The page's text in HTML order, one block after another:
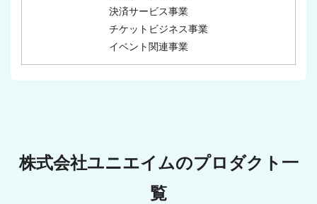
決済サービス事業
チケットビジネス事業
イベント関連事業
株式会社ユニエイムのプロダクト一
覧